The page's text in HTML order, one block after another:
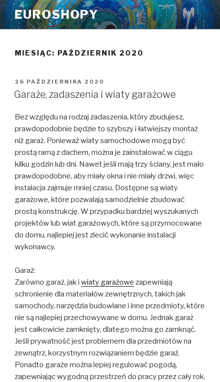
Przeskocz
do
treści
EUROSHOPY
MIESIĄC: PAŹDZIERNIK 2020
OPUBLIKOWANE
W
26 PAŹDZIERNIKA 2020
Garaże, zadaszenia i wiaty garażowe
Bez względu na rodzaj zadaszenia, który zbudujesz,
prawdopodobnie będzie to szybszy i łatwiejszy montaż
niż garaż. Ponieważ wiaty samochodowe mogą być
prostą ramą z dachem, można je zainstalować w ciągu
kilku godzin lub dni. Nawet jeśli mają trzy ściany, jest mało
prawdopodobne, aby miały okna i nie miały drzwi, więc
instalacja zajmuje mniej czasu. Dostępne są wiaty
garażowe, które pozwalają samodzielnie zbudować
prostą konstrukcję. W przypadku bardziej wyszukanych
projektów lub wiat garażowych, które są przymocowane
do domu, najlepiej jest zlecić wykonanie instalacji
wykonawcy.
Garaż:
Zarówno garaż, jak i wiaty garażowe zapewniają
schronienie dla materiałów zewnętrznych, takich jak
samochody, narzędzia budowlane i inne przedmioty, które
nie są najlepiej przechowywane w domu. Jednak garaż
jest całkowicie zamknięty, dlatego można go zamknąć.
Jeśli prywatność jest problemem dla przedmiotów na
zewnątrz, korzystnym rozwiązaniem będzie garaż.
Ponadto garaże można lepiej regulować pogodą,
zapewniając wygodną przestrzeń do pracy przez cały rok.